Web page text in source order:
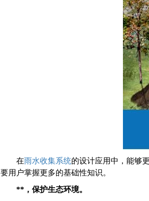
在雨水收集系统的设计应用中，能够
要用户掌握更多的基础性知识。
**，保护生态环境。